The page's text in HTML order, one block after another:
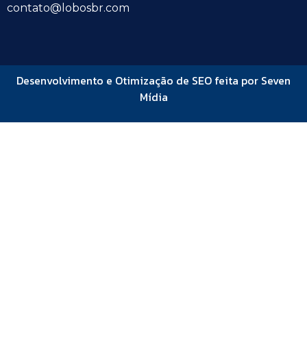
contato@lobosbr.com
Desenvolvimento e Otimização de SEO feita por Seven
Mídia